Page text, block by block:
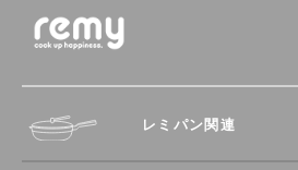
レミパン関連